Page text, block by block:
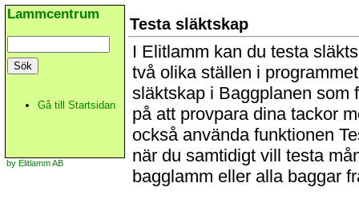
Lammcentrum
Gå till Startsidan
by Elitlamm AB
Testa släktskap
I Elitlamm kan du testa
två olika ställen i
släktskap i Baggplanen som
på att provpara dina tackor
också använda funktionen
när du samtidigt vill testa
bagglamm eller alla baggar